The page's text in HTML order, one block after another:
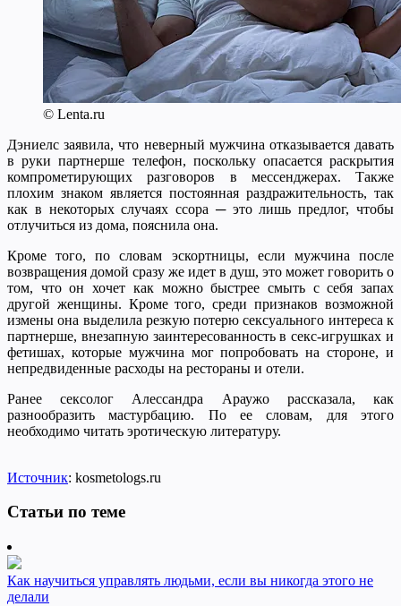
© Lenta.ru
Дэниелс заявила, что неверный мужчина отказывается давать
в руки партнерше телефон, поскольку опасается раскрытия
компрометирующих разговоров в мессенджерах. Также
плохим знаком является постоянная раздражительность, так
как в некоторых случаях ссора ─ это лишь предлог, чтобы
отлучиться из дома, пояснила она.
Кроме того, по словам эскортницы, если мужчина после
возвращения домой сразу же идет в душ, это может говорить о
том, что он хочет как можно быстрее смыть с себя запах
другой женщины. Кроме того, среди признаков возможной
измены она выделила резкую потерю сексуального интереса к
партнерше, внезапную заинтересованность в секс-игрушках и
фетишах, которые мужчина мог попробовать на стороне, и
непредвиденные расходы на рестораны и отели.
Ранее сексолог Алессандра Араужо рассказала, как
разнообразить мастурбацию. По ее словам, для этого
необходимо читать эротическую литературу.
Источник: kosmetologs.ru
Статьи по теме
Как научиться управлять людьми, если вы никогда этого не
делали